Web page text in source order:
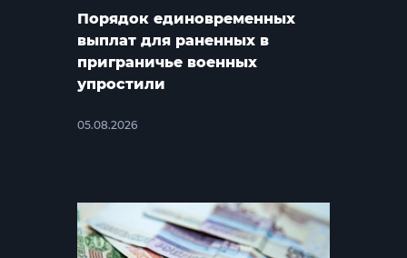
Порядок единовременных
выплат для раненных в
приграничье военных
упростили
05.08.2026